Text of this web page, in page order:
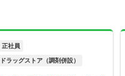
正社員
ドラッグストア（調剤併設）